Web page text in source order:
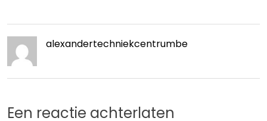
alexandertechniekcentrumbe
Een reactie achterlaten